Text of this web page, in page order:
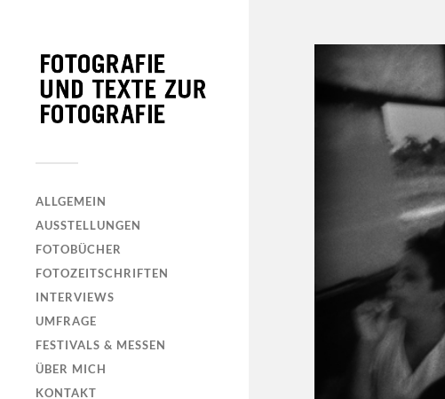
ALLGEMEIN
AUSSTELLUNGEN
FOTOBÜCHER
FOTOZEITSCHRIFTEN
INTERVIEWS
UMFRAGE
FESTIVALS & MESSEN
ÜBER MICH
KONTAKT